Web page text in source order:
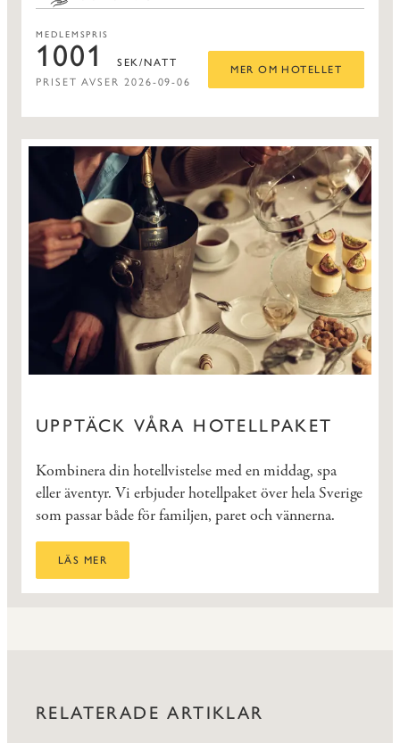
MEDLEMSPRIS
1001 SEK/NATT
PRISET AVSER 2026-09-06
MER OM HOTELLET
UPPTÄCK VÅRA HOTELLPAKET
Kombinera din hotellvistelse med en middag, spa
eller äventyr. Vi erbjuder hotellpaket över hela Sverige
som passar både för familjen, paret och vännerna.
LÄS MER
RELATERADE ARTIKLAR